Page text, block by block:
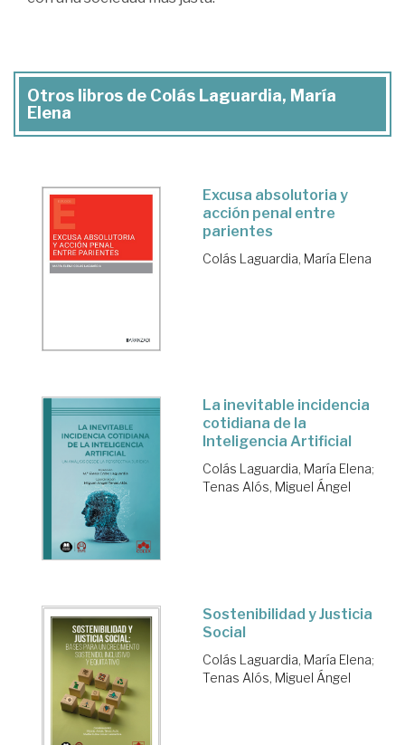
Otros libros de Colás Laguardia, María
Elena
Excusa absolutoria y
acción penal entre
parientes
Colás Laguardia, María Elena
La inevitable incidencia
cotidiana de la
Inteligencia Artificial
Colás Laguardia, María Elena;
Tenas Alós, Miguel Ángel
Sostenibilidad y Justicia
Social
Colás Laguardia, María Elena;
Tenas Alós, Miguel Ángel